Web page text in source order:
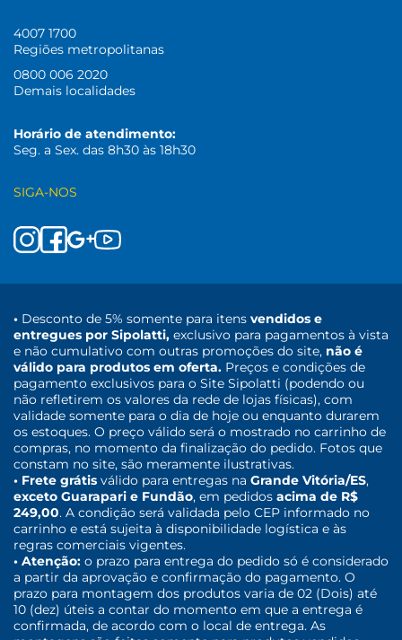
4007 1700
Regiões metropolitanas
0800 006 2020
Demais localidades
Horário de atendimento:
Seg. a Sex. das 8h30 às 18h30
SIGA-NOS
• Desconto de 5% somente para itens vendidos e
entregues por Sipolatti, exclusivo para pagamentos à vista
e não cumulativo com outras promoções do site, não é
válido para produtos em oferta. Preços e condições de
pagamento exclusivos para o Site Sipolatti (podendo ou
não refletirem os valores da rede de lojas físicas), com
validade somente para o dia de hoje ou enquanto durarem
os estoques. O preço válido será o mostrado no carrinho de
compras, no momento da finalização do pedido. Fotos que
constam no site, são meramente ilustrativas.
• Frete grátis válido para entregas na Grande Vitória/ES,
exceto Guarapari e Fundão, em pedidos acima de R$
249,00. A condição será validada pelo CEP informado no
carrinho e está sujeita à disponibilidade logística e às
regras comerciais vigentes.
• Atenção: o prazo para entrega do pedido só é considerado
a partir da aprovação e confirmação do pagamento. O
prazo para montagem dos produtos varia de 02 (Dois) até
10 (dez) úteis a contar do momento em que a entrega é
confirmada, de acordo com o local de entrega. As